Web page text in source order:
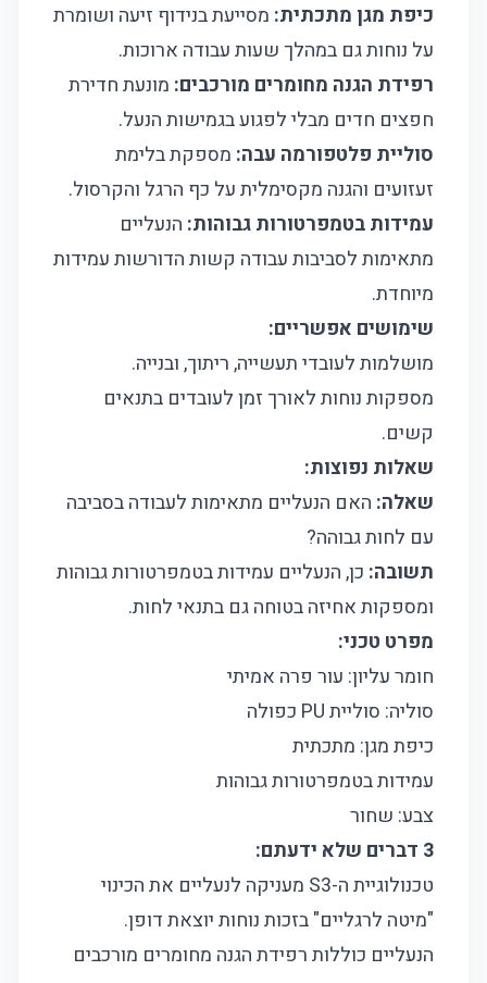
כיפת מגן מתכתית: מסייעת בנידוף זיעה ושומרת
על נוחות גם במהלך שעות עבודה ארוכות.
רפידת הגנה מחומרים מורכבים: מונעת חדירת
חפצים חדים מבלי לפגוע בגמישות הנעל.
סוליית פלטפורמה עבה: מספקת בלימת
זעזועים והגנה מקסימלית על כף הרגל והקרסול.
עמידות בטמפרטורות גבוהות: הנעליים
מתאימות לסביבות עבודה קשות הדורשות עמידות
מיוחדת.
שימושים אפשריים:
מושלמות לעובדי תעשייה, ריתוך, ובנייה.
מספקות נוחות לאורך זמן לעובדים בתנאים
קשים.
שאלות נפוצות:
שאלה: האם הנעליים מתאימות לעבודה בסביבה
עם לחות גבוהה?
תשובה: כן, הנעליים עמידות בטמפרטורות גבוהות
ומספקות אחיזה בטוחה גם בתנאי לחות.
מפרט טכני:
חומר עליון: עור פרה אמיתי
סוליה: סוליית PU כפולה
כיפת מגן: מתכתית
עמידות בטמפרטורות גבוהות
צבע: שחור
3 דברים שלא ידעתם:
טכנולוגיית ה-S3 מעניקה לנעליים את הכינוי
"מיטה לרגליים" בזכות נוחות יוצאת דופן.
הנעליים כוללות רפידת הגנה מחומרים מורכבים